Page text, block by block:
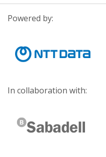
Powered by:
In collaboration with: